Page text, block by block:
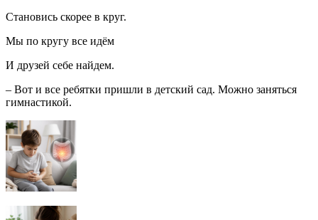
Становись скорее в круг.
Мы по кругу все идём
И друзей себе найдем.
– Вот и все ребятки пришли в детский сад. Можно заняться
гимнастикой.